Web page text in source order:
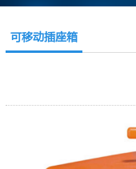
可移动插座箱